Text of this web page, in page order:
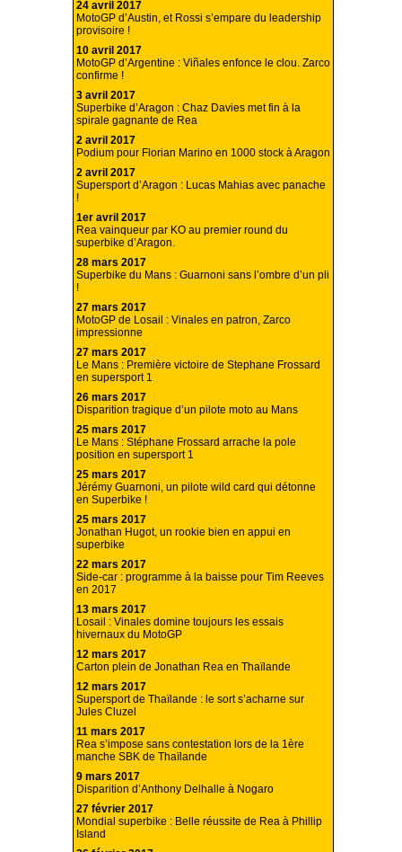
24 avril 2017
MotoGP d’Austin, et Rossi s’empare du leadership
provisoire !
10 avril 2017
MotoGP d’Argentine : Viñales enfonce le clou. Zarco
confirme !
3 avril 2017
Superbike d’Aragon : Chaz Davies met fin à la
spirale gagnante de Rea
2 avril 2017
Podium pour Florian Marino en 1000 stock à Aragon
2 avril 2017
Supersport d’Aragon : Lucas Mahias avec panache
!
1er avril 2017
Rea vainqueur par KO au premier round du
superbike d’Aragon.
28 mars 2017
Superbike du Mans : Guarnoni sans l’ombre d’un pli
!
27 mars 2017
MotoGP de Losail : Vinales en patron, Zarco
impressionne
27 mars 2017
Le Mans : Première victoire de Stephane Frossard
en supersport 1
26 mars 2017
Disparition tragique d’un pilote moto au Mans
25 mars 2017
Le Mans : Stéphane Frossard arrache la pole
position en supersport 1
25 mars 2017
Jérémy Guarnoni, un pilote wild card qui détonne
en Superbike !
25 mars 2017
Jonathan Hugot, un rookie bien en appui en
superbike
22 mars 2017
Side-car : programme à la baisse pour Tim Reeves
en 2017
13 mars 2017
Losail : Vinales domine toujours les essais
hivernaux du MotoGP
12 mars 2017
Carton plein de Jonathan Rea en Thaïlande
12 mars 2017
Supersport de Thaïlande : le sort s’acharne sur
Jules Cluzel
11 mars 2017
Rea s’impose sans contestation lors de la 1ère
manche SBK de Thaïlande
9 mars 2017
Disparition d’Anthony Delhalle à Nogaro
27 février 2017
Mondial superbike : Belle réussite de Rea à Phillip
Island